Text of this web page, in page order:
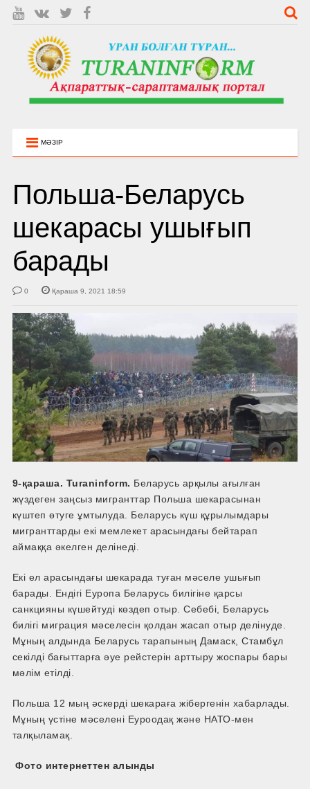
МӘЗІР
Польша-Беларусь
шекарасы ушығып
барады
0 Қараша 9, 2021 18:59
9-қараша. Turaninform. Беларусь арқылы ағылған
жүздеген заңсыз мигранттар Польша шекарасынан
күштеп өтуге ұмтылуда. Беларусь күш құрылымдары
мигранттарды екі мемлекет арасындағы бейтарап
аймаққа әкелген делінеді.
Екі ел арасындағы шекарада туған мәселе ушығып
барады. Ендігі Еуропа Беларусь билігіне қарсы
санкцияны күшейтуді көздеп отыр. Себебі, Беларусь
билігі миграция мәселесін қолдан жасап отыр делінуде.
Мұның алдында Беларусь тарапының Дамаск, Стамбұл
секілді бағыттарға әуе рейстерін арттыру жоспары бары
мәлім етілді.
Польша 12 мың әскерді шекараға жібергенін хабарлады.
Мұның үстіне мәселені Еуроодақ және НАТО-мен
талқыламақ.
Фото интернеттен алынды